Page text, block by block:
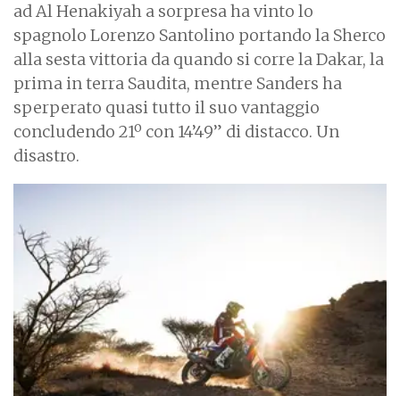
ad Al Henakiyah a sorpresa ha vinto lo
spagnolo Lorenzo Santolino portando la Sherco
alla sesta vittoria da quando si corre la Dakar, la
prima in terra Saudita, mentre Sanders ha
sperperato quasi tutto il suo vantaggio
concludendo 21º con 14’49” di distacco. Un
disastro.
m